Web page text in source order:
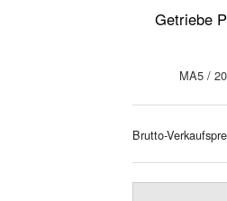
Getriebe
MA5 /
Brutto-